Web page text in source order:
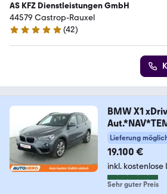
AS KFZ Dienstleistungen GmbH
44579 Castrop-Rauxel
5 Sterne
(42)
BMW X1
Lieferung
19.100 €
inkl. kostenlose
Sehr guter Preis